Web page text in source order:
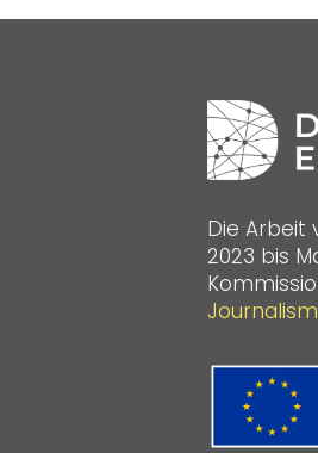
Die Arbeit
2023 bis